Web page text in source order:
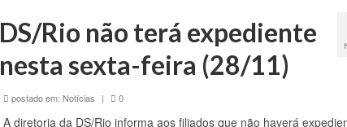
DS/Rio não terá expediente
nesta sexta-feira (28/11)
postado em: Notícias | 0
A diretoria da DS/Rio informa aos filiados que não haverá